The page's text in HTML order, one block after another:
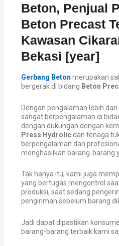
Beton, Penjual
Beton Precast
Kawasan
Bekasi [year]
Gerbang Beton merupakan
bergerak di bidang Beton
Dengan pengalaman lebih dari
sangat berpengalaman di
dengan dukungan dengan
Press Hydrolic dan tenaga
berpengalaman dan
menghasilkan barang-barang
Tak hanya itu, kami juga
yang bertugas mengontrol
produksi, saat sedang
pengiriman sebelum barang
Jadi dapat dipastikan
barang-barang terbaik kami